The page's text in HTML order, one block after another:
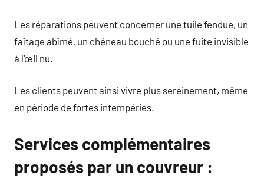
Les réparations peuvent concerner une tuile fendue, un
faîtage abîmé, un chéneau bouché ou une fuite invisible
à l’œil nu.
Les clients peuvent ainsi vivre plus sereinement, même
en période de fortes intempéries.
Services complémentaires
proposés par un couvreur :